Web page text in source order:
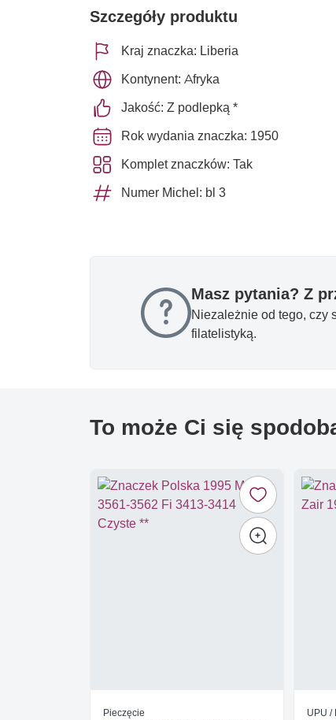
Szczegóły produktu
Kraj znaczka: Liberia
Kontynent: Afryka
Jakość: Z podlepką *
Rok wydania znaczka: 1950
Komplet znaczków: Tak
Numer Michel: bl 3
Masz pytania? Z
Niezależnie od tego, czy
filatelistyką.
To może Ci się
Pieczęcie UPU /